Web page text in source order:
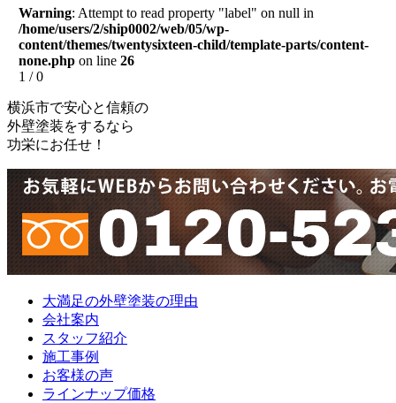
Warning: Attempt to read property "label" on null in
/home/users/2/ship0002/web/05/wp-
content/themes/twentysixteen-child/template-parts/content-
none.phpon line 26
1 / 0
横浜市で安心と信頼の
外壁塗装をするなら
功栄にお任せ！
大満足の外壁塗装の理由
会社案内
スタッフ紹介
施工事例
お客様の声
ラインナップ価格